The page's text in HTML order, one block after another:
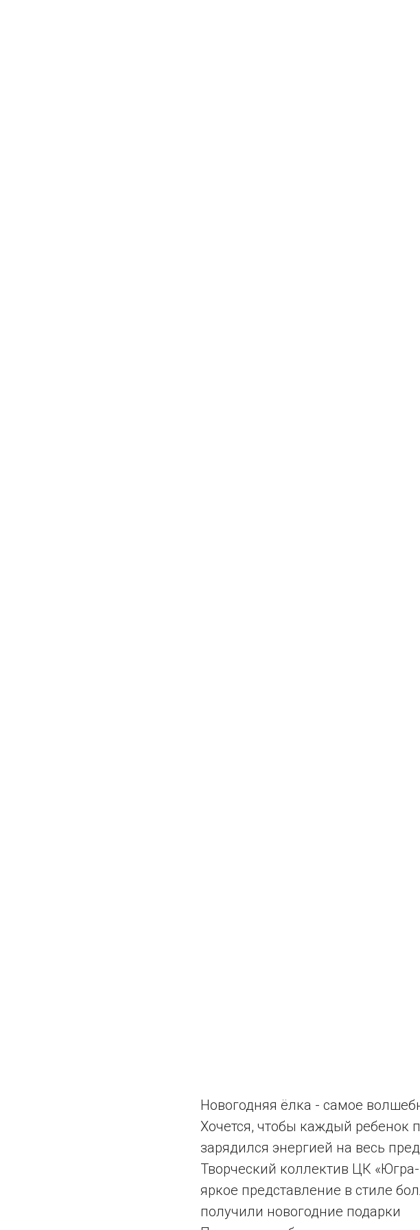
Новогодняя ёлка - самое
Хочется, чтобы каждый ребенок
зарядился энергией на весь
Творческий коллектив ЦК
яркое представление в стиле
получили новогодние подарки